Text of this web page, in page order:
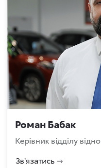
Роман Бабак
Керівник відділу
Зв'язатись